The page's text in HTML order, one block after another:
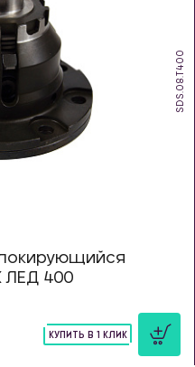
SDS.08.T400
ЛЕД 400
КУПИТЬ В 1 КЛИК